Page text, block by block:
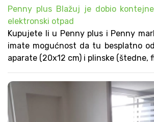
Penny plus Blažuj je dobio
elektronski otpad
Kupujete li u Penny plus i Penny
imate mogućnost da tu besplatno
aparate (20x12 cm) i plinske (štedne,